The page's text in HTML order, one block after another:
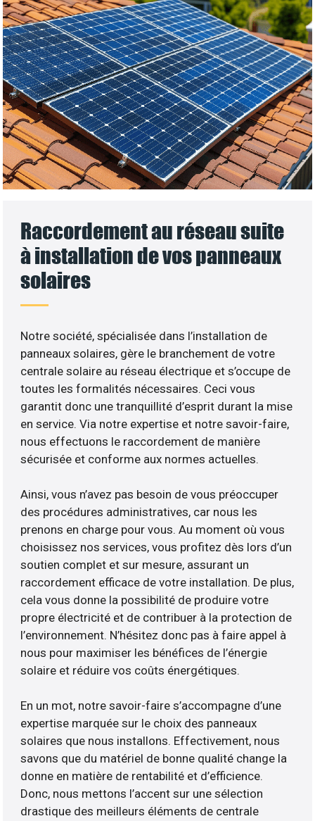
Raccordement au réseau suite
à installation de vos panneaux
solaires
Notre société, spécialisée dans l’installation de
panneaux solaires, gère le branchement de votre
centrale solaire au réseau électrique et s’occupe de
toutes les formalités nécessaires. Ceci vous
garantit donc une tranquillité d’esprit durant la mise
en service. Via notre expertise et notre savoir-faire,
nous effectuons le raccordement de manière
sécurisée et conforme aux normes actuelles.
Ainsi, vous n’avez pas besoin de vous préoccuper
des procédures administratives, car nous les
prenons en charge pour vous. Au moment où vous
choisissez nos services, vous profitez dès lors d’un
soutien complet et sur mesure, assurant un
raccordement efficace de votre installation. De plus,
cela vous donne la possibilité de produire votre
propre électricité et de contribuer à la protection de
l’environnement. N’hésitez donc pas à faire appel à
nous pour maximiser les bénéfices de l’énergie
solaire et réduire vos coûts énergétiques.
En un mot, notre savoir-faire s’accompagne d’une
expertise marquée sur le choix des panneaux
solaires que nous installons. Effectivement, nous
savons que du matériel de bonne qualité change la
donne en matière de rentabilité et d’efficience.
Donc, nous mettons l’accent sur une sélection
drastique des meilleurs éléments de centrale